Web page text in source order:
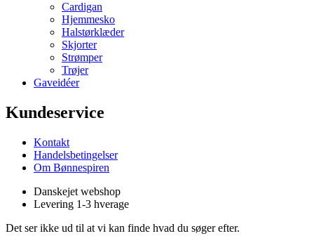
Cardigan
Hjemmesko
Halstørklæder
Skjorter
Strømper
Trøjer
Gaveidéer
Kundeservice
Kontakt
Handelsbetingelser
Om Bønnespiren
Danskejet webshop
Levering 1-3 hverage
Det ser ikke ud til at vi kan finde hvad du søger efter.